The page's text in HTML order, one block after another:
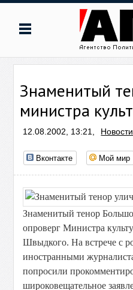
Знаменитый
министра
12.08.2002, 13:21, Новости
Вконтакте Мой мир
Знаменитый тенор
опроверг Министра
Швыдкого. На встрече с
иностранными
попросили
широковещательное